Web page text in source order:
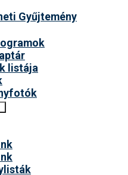
Gyűjtemény
listája